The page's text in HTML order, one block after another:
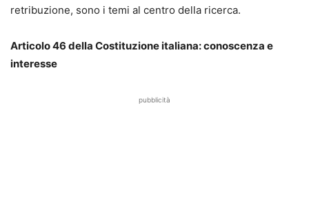
retribuzione, sono i temi al centro della ricerca.
Articolo 46 della Costituzione italiana: conoscenza e
interesse
pubblicità